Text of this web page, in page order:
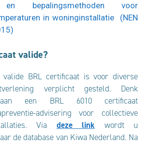
bepalingsmethoden voor
in woninginstallatie (NEN
valide?
valide BRL certificaat is voor diverse
verplicht gesteld. Denk
aan een BRL 6010 certificaat
advisering voor collectieve
Via deze link wordt u
de database van Kiwa Nederland. Na